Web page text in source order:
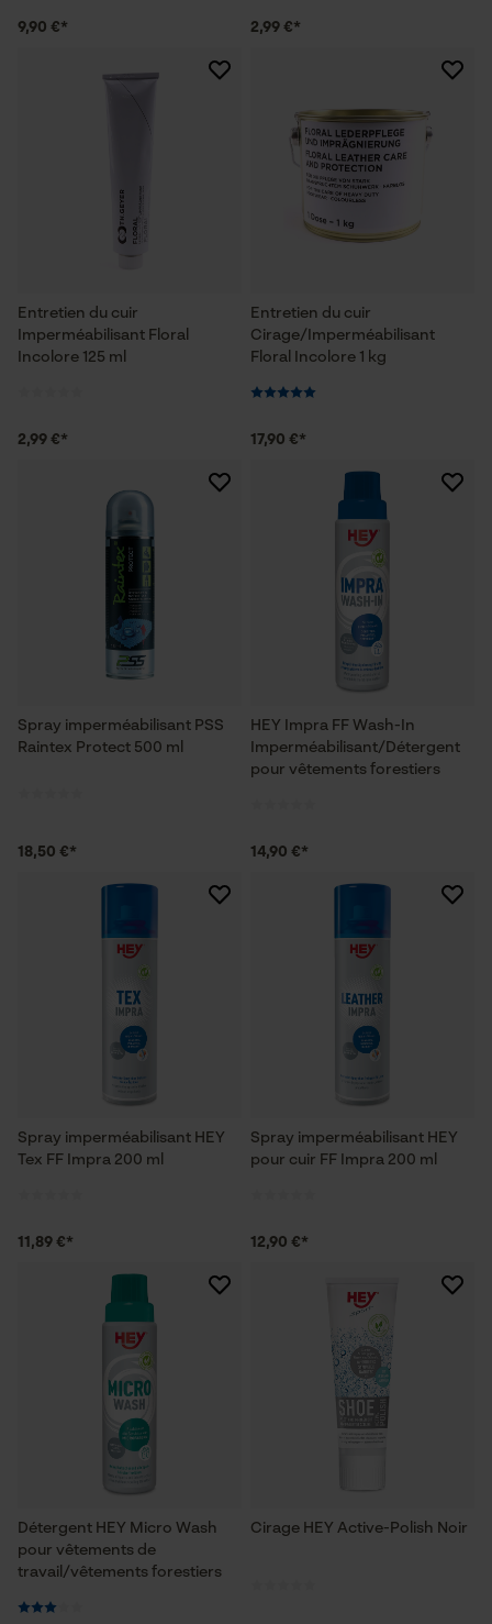
9,90 €* 2,99 €*
Entretien du cuir
Imperméabilisant Floral
Incolore 125 ml
2,99 €*
Entretien du cuir
Cirage/Imperméabilisant
Floral Incolore 1 kg
17,90 €*
Spray imperméabilisant PSS
Raintex Protect 500 ml
18,50 €*
HEY Impra FF Wash-In
Imperméabilisant/Détergent
pour vêtements forestiers
14,90 €*
Spray imperméabilisant HEY
Tex FF Impra 200 ml
11,89 €*
Spray imperméabilisant HEY
pour cuir FF Impra 200 ml
12,90 €*
Détergent HEY Micro Wash
pour vêtements de
travail/vêtements forestiers
Cirage HEY Active-Polish Noir